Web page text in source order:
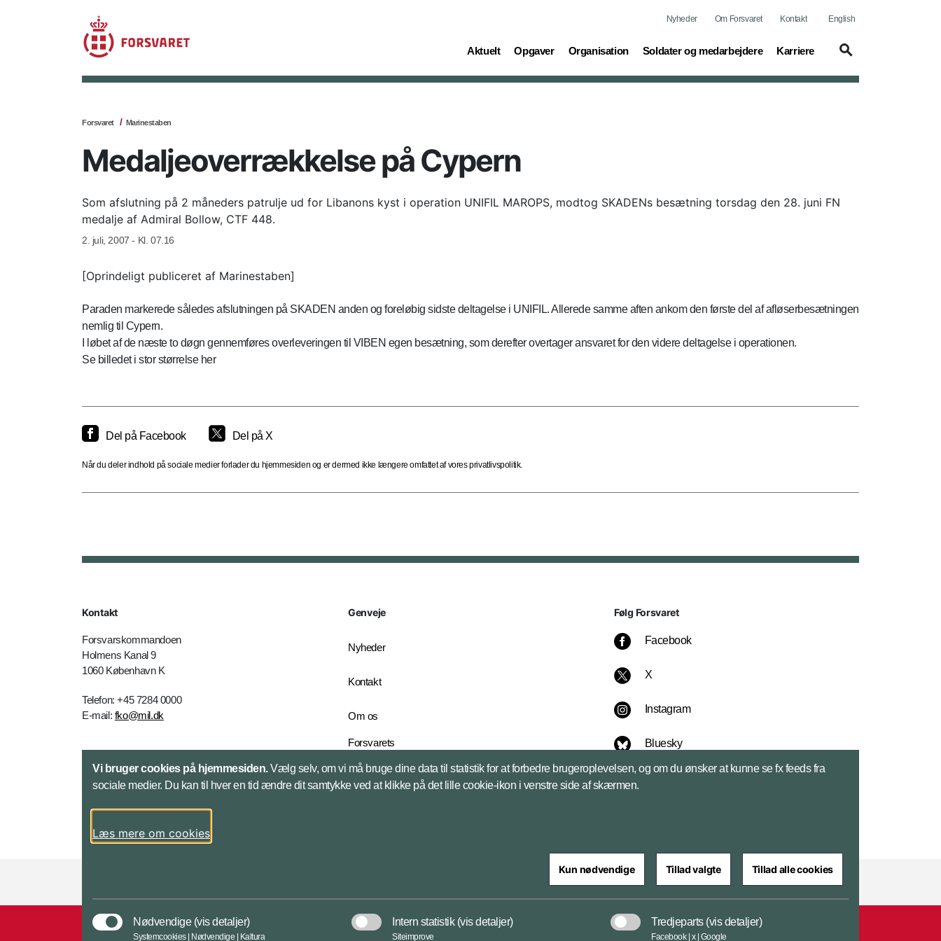
Nyheder Om Forsvaret Kontakt English
Aktuelt
(current) Opgaver
(current) Organisation
(current) Soldater og medarbejdere
(current) Karriere
(current)
Forsvaret Marinestaben
Medaljeoverrækkelse på Cypern
Som afslutning på 2 måneders patrulje ud for Libanons kyst i operation UNIFIL MAROPS, modtog SKADENs besætning torsdag den 28. juni FN
medalje af Admiral Bollow, CTF 448.
2. juli, 2007 - Kl. 07.16
[Oprindeligt publiceret af Marinestaben]
Paraden markerede således afslutningen på SKADEN anden og foreløbig sidste deltagelse i UNIFIL. Allerede samme aften ankom den første del af afløserbesætningen
nemlig til Cypern.
I løbet af de næste to døgn gennemføres overleveringen til VIBEN egen besætning, som derefter overtager ansvaret for den videre deltagelse i operationen.
Se billedet i stor størrelse her
Del på Facebook Del på X
Når du deler indhold på sociale medier forlader du hjemmesiden og er dermed ikke længere omfattet af vores privatlivspolitik.
Kontakt
Forsvarskommandoen
Holmens Kanal 9
1060 København K
Telefon: +45 7284 0000
E-mail: fko@mil.dk
Kontakt
Genveje
Nyheder
Kontakt
Om os
Forsvarets
English Edition
Følg Forsvaret
Facebook
X
Instagram
Bluesky
LinkedIn
Databeskyttelse og ansvar Cookiepolitik Tilgængelighedserklæring
Vi bruger cookies på hjemmesiden.Vælg selv, om vi må bruge dine data til statistik for at forbedre brugeroplevelsen, og om du ønsker at kunne se fx feeds fra
sociale medier. Du kan til hver en tid ændre dit samtykke ved at klikke på det lille cookie-ikon i venstre side af skærmen.
Læs mere om cookies
Kun nødvendige Tillad valgte Tillad alle cookies
Nødvendige (vis detaljer)
Systemcookies | Nødvendige | Kaltura
Intern statistik (vis detaljer)
Siteimprove
Tredjeparts (vis detaljer)
Facebook | x | Google